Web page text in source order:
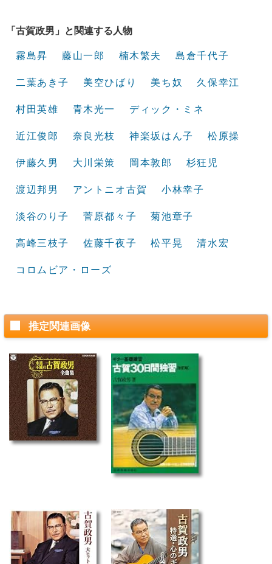
「古賀政男」と関連する人物
霧島昇 藤山一郎 楠木繁夫 島倉千代子
二葉あき子 美空ひばり 美ち奴 久保幸江
村田英雄 青木光一 ディック・ミネ
近江俊郎 奈良光枝 神楽坂はん子 松原操
伊藤久男 大川栄策 岡本敦郎 杉狂児
渡辺邦男 アントニオ古賀 小林幸子
淡谷のり子 菅原都々子 菊池章子
高峰三枝子 佐藤千夜子 松平晃 清水宏
コロムビア・ローズ
推定関連画像